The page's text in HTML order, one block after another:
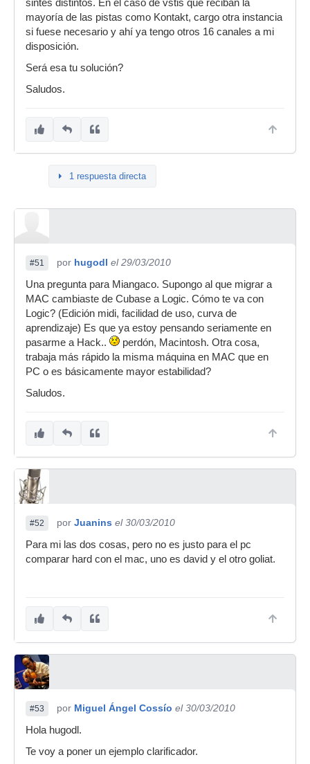
sintes distintos. En el caso de vstis que reciban la
mayoría de las pistas como Kontakt, cargo otra instancia
si fuese necesario y ahí ya tengo otros 16 canales a mi
disposición.
Será esa tu solución?
Saludos.
1 respuesta directa
#51 por hugodl el 29/03/2010
Una pregunta para Miangaco. Supongo al que migrar a
MAC cambiaste de Cubase a Logic. Cómo te va con
Logic? (Edición midi, facilidad de uso, curva de
aprendizaje) Es que ya estoy pensando seriamente en
pasarme a Hack..
perdón, Macintosh. Otra cosa,
trabaja más rápido la misma máquina en MAC que en
PC o es básicamente mayor estabilidad?
Saludos.
#52 por Juanins el 30/03/2010
Para mi las dos cosas, pero no es justo para el pc
comparar hard con el mac, uno es david y el otro goliat.
#53 por Miguel Ángel Cossío el 30/03/2010
Hola hugodl.
Te voy a poner un ejemplo clarificador.